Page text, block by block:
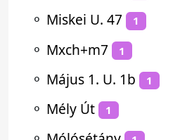
⚬ Miskei U. 47 1
⚬ Mxch+m7 1
⚬ Május 1. U. 1b 1
⚬ Mély Út 1